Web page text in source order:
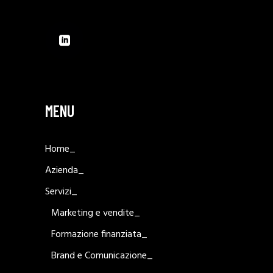
MENU
Home_
Azienda_
Servizi_
Marketing e vendite_
Formazione finanziata_
Brand e Comunicazione_